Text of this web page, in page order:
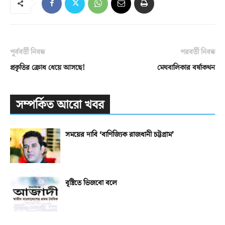
পূর্ববর্তী নিবন্ধ
প্রকৃতির ক্রোধ ধেয়ে আসছে!
পরবর্তী নিবন্ধ
মেঘবালিকার বর্ষাকথন
সম্পর্কিত আরো খবর
সময়ের দাবি ‘বাণিজ্যিক রাজধানী চট্টগ্রাম’
বৃষ্টিতে ভিজবো বলে